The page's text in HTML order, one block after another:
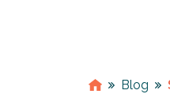
Blog